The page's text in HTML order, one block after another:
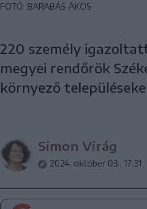
FOTÓ: BARABÁS ÁKOS
220 személy
megyei rendőrök
környező
Simon Virág
2024. október 03., 17:31